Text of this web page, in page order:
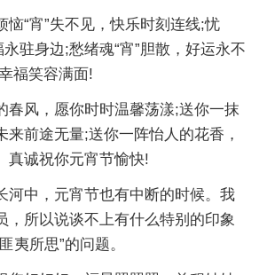
恼“宵”失不见，快乐时刻连线;忧
永驻身边;愁绪魂“宵”胆散，好运永不
福笑容满面!
春风，愿你时时温馨荡漾;送你一抹
来前途无量;送你一阵怡人的花香，
真诚祝你元宵节愉快!
河中，元宵节也有中断的时候。我
，所以说谈不上有什么特别的印象
夷所思”的问题。